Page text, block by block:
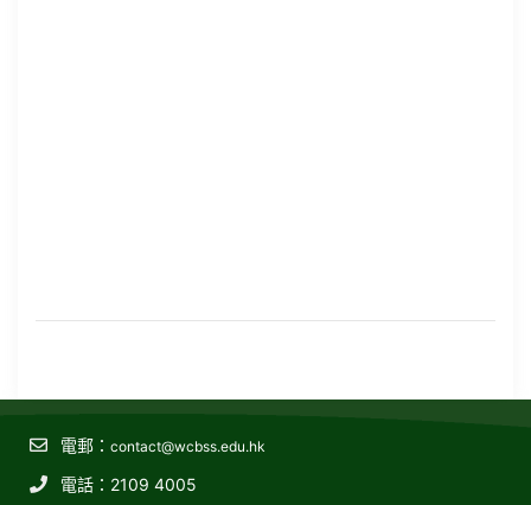
電郵： contact@wcbss.edu.hk
電話：2109 4005